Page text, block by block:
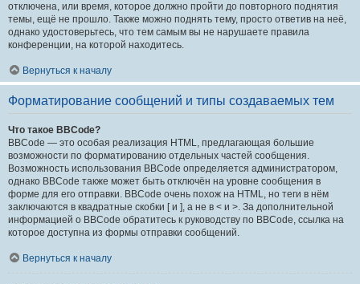
отключена, или время, которое должно пройти до повторного поднятия
темы, ещё не прошло. Также можно поднять тему, просто ответив на неё,
однако удостоверьтесь, что тем самым вы не нарушаете правила
конференции, на которой находитесь.
Вернуться к началу
Форматирование сообщений и типы создаваемых тем
Что такое BBCode?
BBCode — это особая реализация HTML, предлагающая большие
возможности по форматированию отдельных частей сообщения.
Возможность использования BBCode определяется администратором,
однако BBCode также может быть отключён на уровне сообщения в
форме для его отправки. BBCode очень похож на HTML, но теги в нём
заключаются в квадратные скобки [ и ], а не в < и >. За дополнительной
информацией о BBCode обратитесь к руководству по BBCode, ссылка на
которое доступна из формы отправки сообщений.
Вернуться к началу